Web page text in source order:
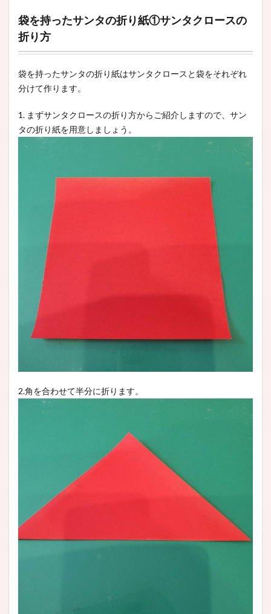
袋を持ったサンタの折り紙①サンタクロースの
折り方
袋を持ったサンタの折り紙はサンタクロースと袋をそれぞれ
分けて作ります。
1. まずサンタクロースの折り方からご紹介しますので、サン
タの折り紙を用意しましょう。
2.角を合わせて半分に折ります。